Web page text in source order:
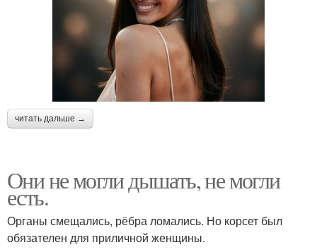
читать дальше →
Они не могли дышать, не могли
есть.
Органы смещались, рёбра ломались. Но корсет был
обязателен для приличной женщины.